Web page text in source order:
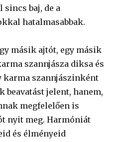
sincs baj, de a
hatalmasabbak.
másik ajtót, egy másik
szannjásza diksa és
karma szannjászinként
beavatást jelent, hanem,
megfelelően is
nyit meg. Harmóniát
és élményeid